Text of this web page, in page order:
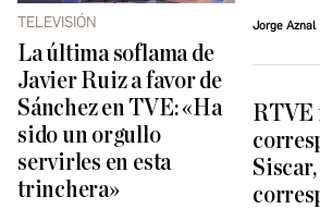
TELEVISIÓN
La última soflama de
Javier Ruiz a favor de
Sánchez en TVE: «Ha
sido un orgullo
servirles en esta
trinchera»
Jorge Aznal
RTVE